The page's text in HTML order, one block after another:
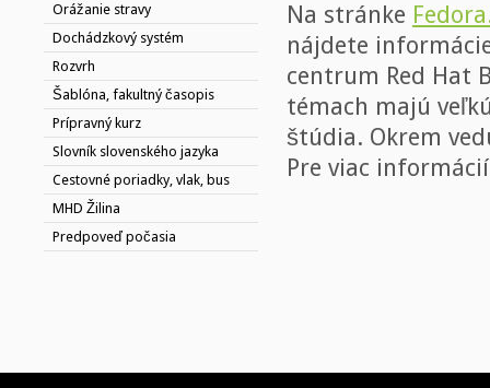
Orážanie stravy
Dochádzkový systém
Rozvrh
Šablóna, fakultný časopis
Prípravný kurz
Slovník slovenského jazyka
Cestovné poriadky, vlak, bus
MHD Žilina
Predpoveď počasia
Na stránke
nájdete
centrum Red Hat
témach majú
štúdia. Okrem
Pre viac